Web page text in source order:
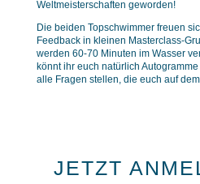
Weltmeisterschaften geworden!
Die beiden Topschwimmer freuen
Feedback in kleinen Masterclass-
werden 60-70 Minuten im Wasser
könnt ihr euch natürlich
alle Fragen stellen, die euch auf
JETZT